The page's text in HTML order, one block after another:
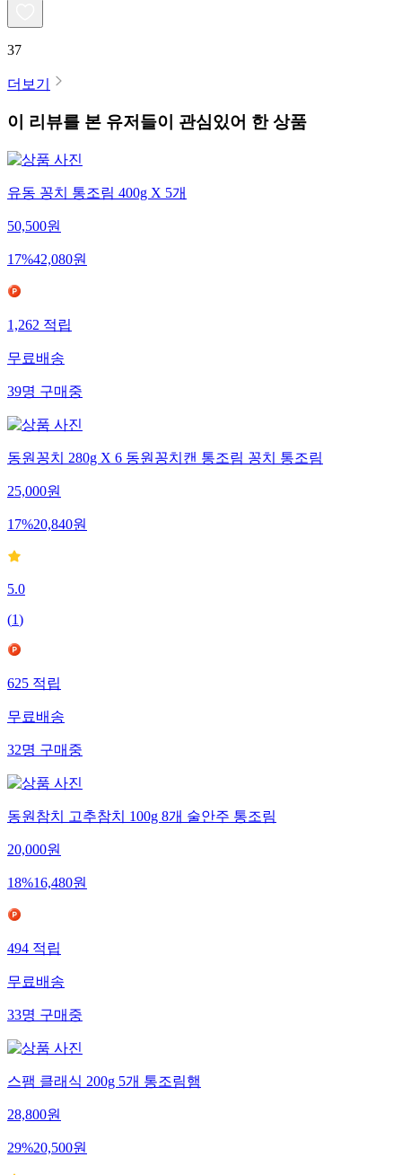
37
더보기
이 리뷰를 본 유저들이 관심있어 한 상품
유동 꽁치 통조림 400g X 5개
50,500원
17%42,080원
1,262 적립
무료배송
39명 구매중
동원꽁치 280g X 6 동원꽁치캔 통조림 꽁치 통조림
25,000원
17%20,840원
5.0
(1)
625 적립
무료배송
32명 구매중
동원참치 고추참치 100g 8개 술안주 통조림
20,000원
18%16,480원
494 적립
무료배송
33명 구매중
스팸 클래식 200g 5개 통조림햄
28,800원
29%20,500원